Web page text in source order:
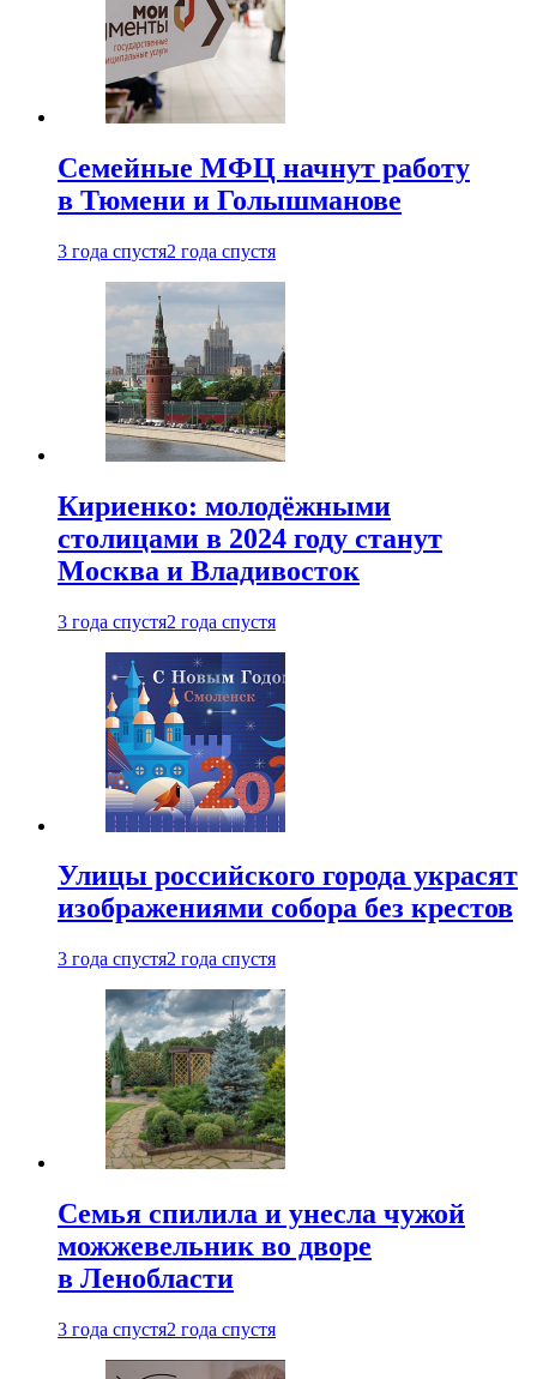
Семейные МФЦ начнут работу
в Тюмени и Голышманове
3 года спустя2 года спустя
Кириенко: молодёжными
столицами в 2024 году станут
Москва и Владивосток
3 года спустя2 года спустя
Улицы российского города украсят
изображениями собора без крестов
3 года спустя2 года спустя
Семья спилила и унесла чужой
можжевельник во дворе
в Ленобласти
3 года спустя2 года спустя